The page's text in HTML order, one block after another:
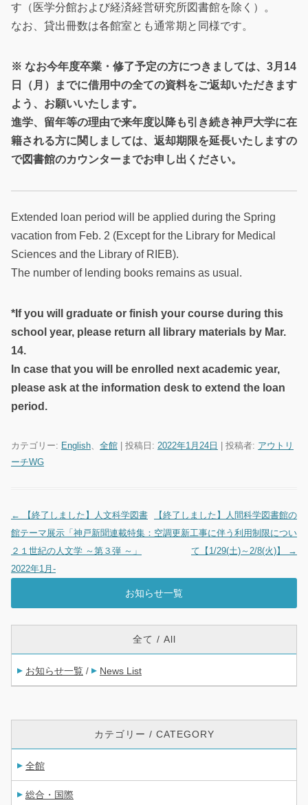
す（医学分館および経済経営研究所図書館を除く）。
なお、貸出冊数は各館室とも通常期と同様です。
※ なお今年度卒業・修了予定の方につきましては、3月14
日（月）までに借用中の全ての資料をご返却いただきます
よう、お願いいたします。
進学、留年等の理由で来年度以降も引き続き神戸大学に在
籍される方に関しましては、返却期限を延長いたしますの
で図書館のカウンターまでお申し出ください。
Extended loan period will be applied during the Spring
vacation from Feb. 2 (Except for the Library for Medical
Sciences and the Library of RIEB).
The number of lending books remains as usual.
*If you will graduate or finish your course during this
school year, please return all library materials by Mar.
14.
In case that you will be enrolled next academic year,
please ask at the information desk to extend the loan
period.
カテゴリー: English 全館 | 投稿日: 2022年1月24日 投稿者: アウトリ
ーチWG
投稿ナビゲーション
←
【終了しました】人文科学図書
館テーマ展示「神戸新聞連載特集：
２１世紀の人文学 ～第３弾 ～」
2022年1月-
【終了しました】人間科学図書館の
空調更新工事に伴う利用制限につい
て【1/29(土)～2/8(火)】
→
お知らせ一覧
全て / All
お知らせ一覧 / News List
カテゴリー / CATEGORY
全館
総合・国際